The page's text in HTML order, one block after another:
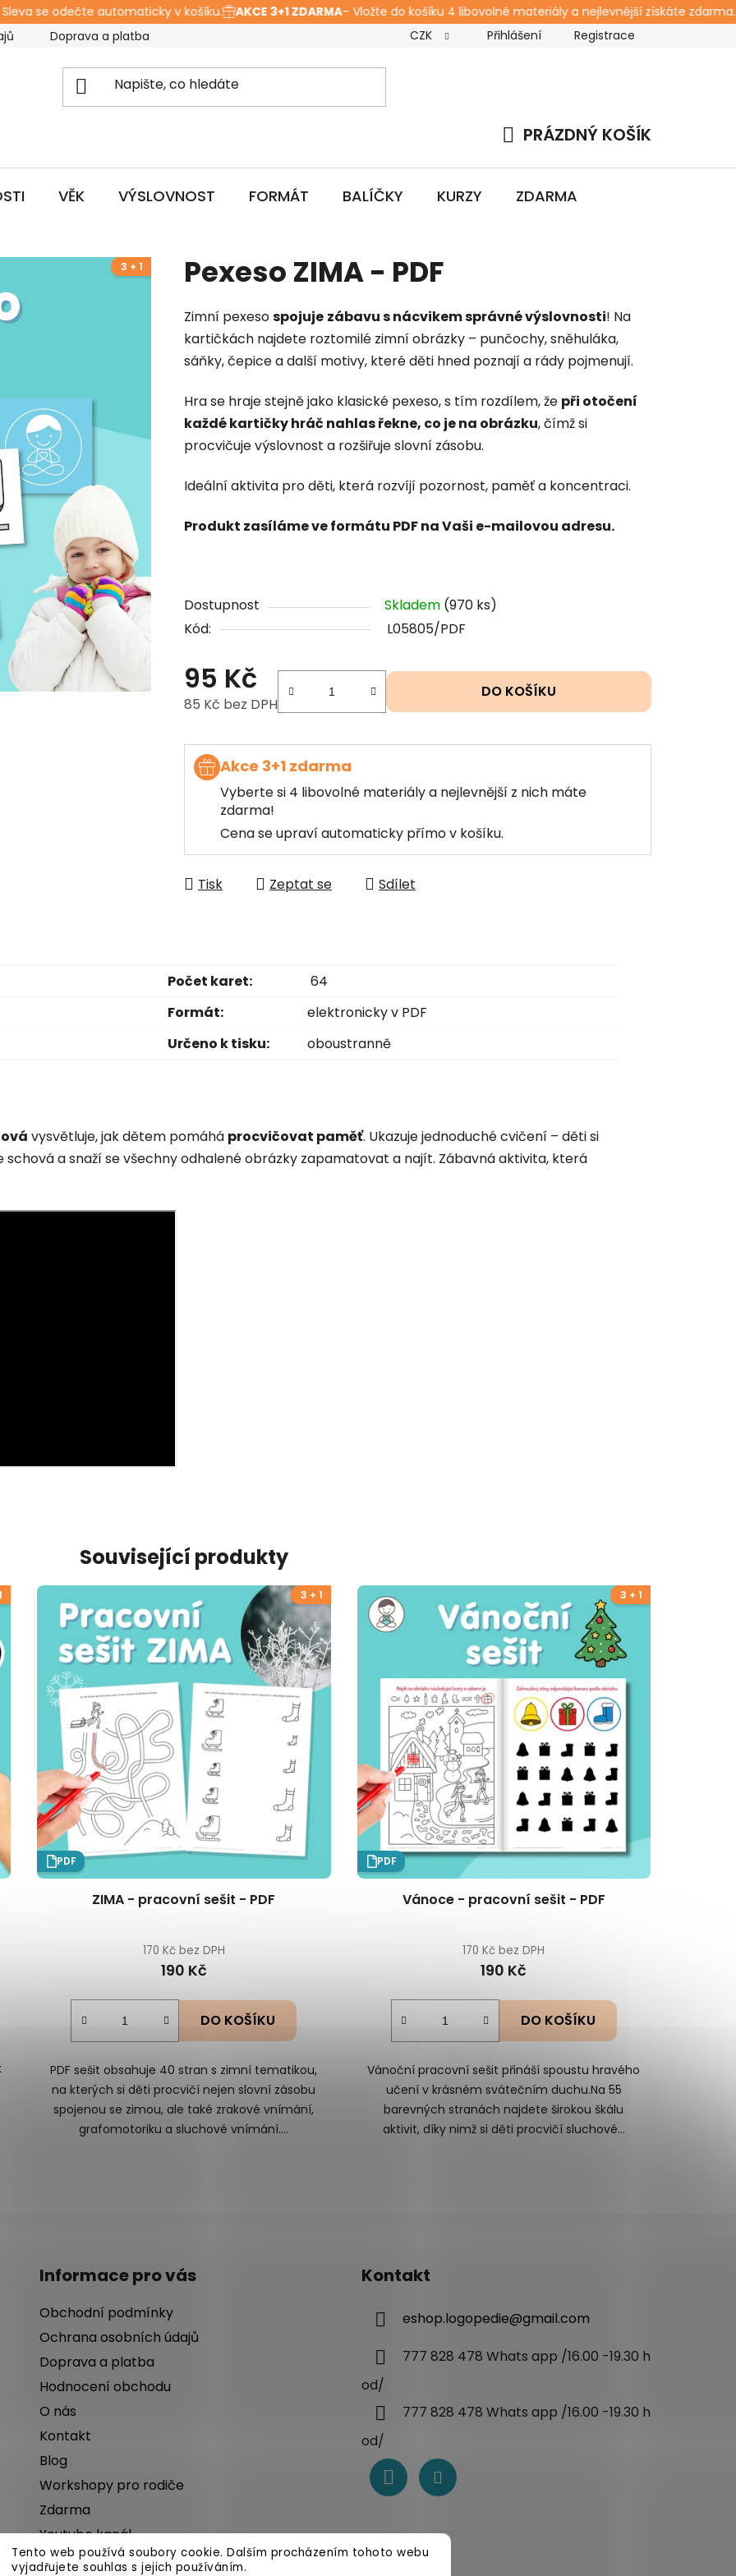
se odečte automaticky v košíku. AKCE 3+1 ZDARMA– Vložte do košíku 4 libovolné materiály a nejlevnější získáte zdarma.
Tento web používá soubory cookie. Dalším procházením tohoto webu
vyjadřujete souhlas s jejich používáním.
Doprava a platba Kontakt Blog Workshopy pro rodiče
CZK Přihlášení Registrace
KOŠÍK
PRÁZDNÝ KOŠÍK
VĚK VÝSLOVNOST FORMÁT BALÍČKY KURZY ZDARMA
Pexeso ZIMA - PDF
Zimní pexesospojuje zábavu s nácvikem správné výslovnosti! Na
kartičkách najdete roztomilé zimní obrázky – punčochy, sněhuláka,
sáňky, čepice a další motivy, které děti hned poznají a rády pojmenují.
Hra se hraje stejně jako klasické pexeso, s tím rozdílem, že při otočení
každé kartičky hráč nahlas řekne, co je na obrázku, čímž si
procvičuje výslovnost a rozšiřuje slovní zásobu.
Ideální aktivita pro děti, která rozvíjí pozornost, paměť a koncentraci.
Produkt zasíláme ve formátu PDF na Vaši e-mailovou adresu.
Dostupnost Skladem (970 ks)
Kód:
L05805/PDF
95 Kč
85 Kč bez DPH
DO KOŠÍKU
Akce 3+1 zdarma
Vyberte si 4 libovolné materiály a nejlevnější z nich máte
zdarma!
Cena se upraví automaticky přímo v košíku.
Tisk Zeptat se Sdílet
3 + 1
Počet karet:
64
Formát:
elektronicky v PDF
Určeno k tisku:
oboustranně
vysvětluje, jak dětem pomáhá procvičovat paměť. Ukazuje jednoduché cvičení – děti si
a snaží sevšechny odhalené obrázky zapamatovat a najít. Zábavná aktivita, která
Související produkty
3 + 1
PDF
ZIMA - pracovní sešit - PDF
170 Kč bez DPH
190 Kč
DO KOŠÍKU
PDF sešit obsahuje 40 stran s zimní tematikou,
na kterých si děti procvičí nejen slovní zásobu
spojenou se zimou, ale také zrakové vnímání,
grafomotoriku a sluchové vnímání....
3 + 1
PDF
Vánoce - pracovní sešit - PDF
170 Kč bez DPH
190 Kč
DO KOŠÍKU
Vánoční pracovní sešit přináší spoustu hravého
učení v krásném svátečním duchu.Na 55
barevných stranách najdete širokou škálu
aktivit, díky nimž si děti procvičí sluchové...
Informace pro vás
Obchodní podmínky
Ochrana osobních údajů
Doprava a platba
Hodnocení obchodu
O nás
Kontakt
Blog
Workshopy pro rodiče
Zdarma
Youtube kanál
Často se ptáte
Kontakt
eshop.logopedie@gmail.com
777 828 478 Whats app /16.00 -19.30 h
od/
777 828 478 Whats app /16.00 -19.30 h
od/